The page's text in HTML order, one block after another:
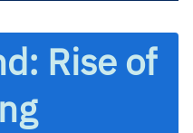
Rise of